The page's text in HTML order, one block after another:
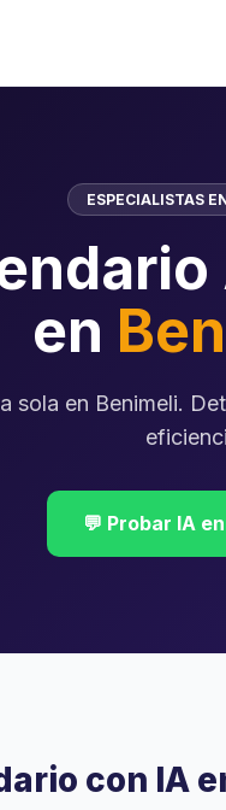
ESPECIALISTAS
en
sola en Benimeli.
💬 Probar IA
con IA